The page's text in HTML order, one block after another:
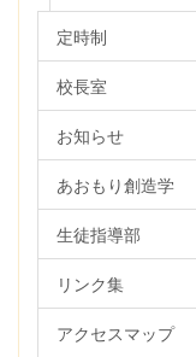
定時制
校長室
お知らせ
あおもり創造学
生徒指導部
リンク集
アクセスマップ